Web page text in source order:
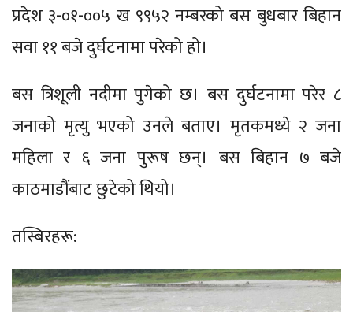
प्रदेश ३-०१-००५ ख ९९५२ नम्बरको बस बुधबार बिहान
सवा ११ बजे दुर्घटनामा परेको हो।
बस त्रिशूली नदीमा पुगेको छ। बस दुर्घटनामा परेर ८
जनाको मृत्यु भएको उनले बताए। मृतकमध्ये २ जना
महिला र ६ जना पुरूष छन्। बस बिहान ७ बजे
काठमाडौंबाट छुटेको थियो।
तस्बिरहरू: